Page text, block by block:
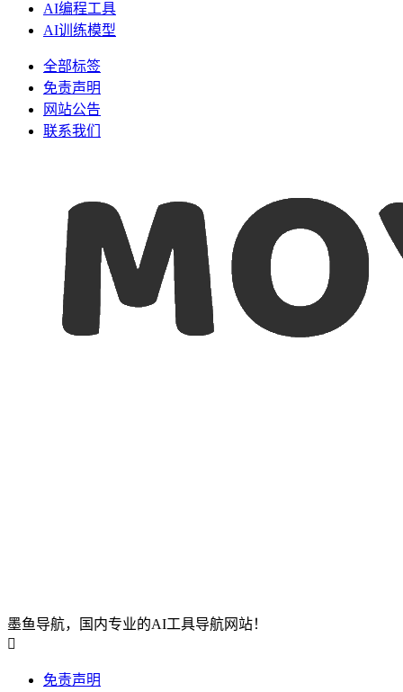
AI编程工具
AI训练模型
全部标签
免责声明
网站公告
联系我们
墨鱼导航，国内专业的AI工具导航网站！

免责声明